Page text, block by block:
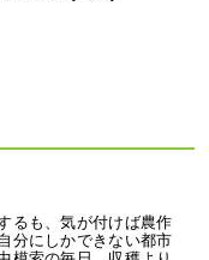
るも、気が付けば農作
分にしかできない都市